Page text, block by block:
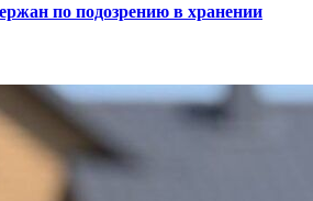
по подозрению в хранении